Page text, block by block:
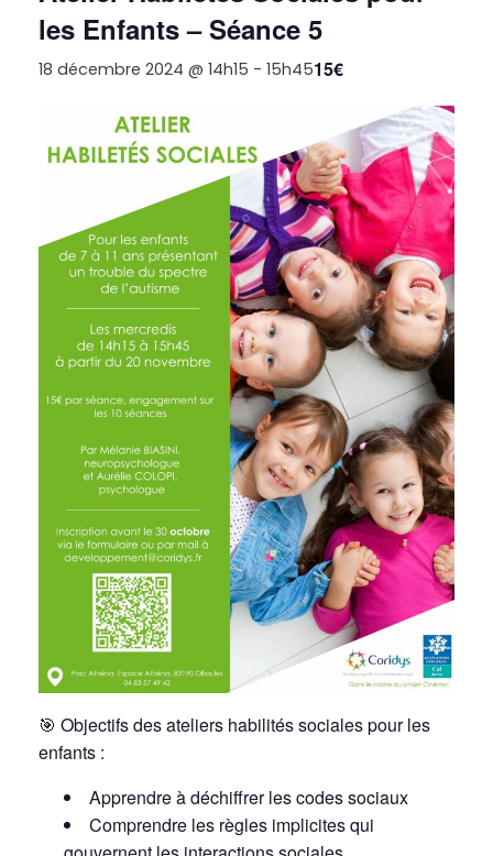
les Enfants – Séance 5
18 décembre 2024 @ 14h15 - 15h4515€
🎯 Objectifs des ateliers habilités sociales pour les
enfants :
Apprendre à déchiffrer les codes sociaux
Comprendre les règles implicites qui